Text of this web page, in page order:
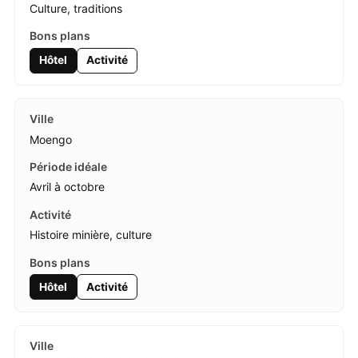
Culture, traditions
Hôtel Activité
Moengo
Avril à octobre
Histoire minière, culture
Hôtel Activité